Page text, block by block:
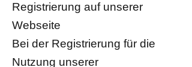
Registrierung auf unserer
Webseite
Bei der Registrierung für die
Nutzung unserer